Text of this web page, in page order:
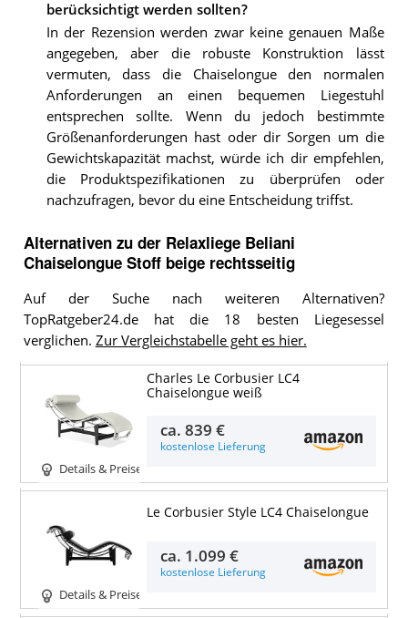
berücksichtigt werden sollten?
In der Rezension werden zwar keine genauen Maße
angegeben, aber die robuste Konstruktion lässt
vermuten, dass die Chaiselongue den normalen
Anforderungen an einen bequemen Liegestuhl
entsprechen sollte. Wenn du jedoch bestimmte
Größenanforderungen hast oder dir Sorgen um die
Gewichtskapazität machst, würde ich dir empfehlen,
die Produktspezifikationen zu überprüfen oder
nachzufragen, bevor du eine Entscheidung triffst.
Alternativen zu der Relaxliege Beliani
Chaiselongue Stoff beige rechtsseitig
Auf der Suche nach weiteren Alternativen?
TopRatgeber24.de hat die 18 besten Liegesessel
verglichen. Zur Vergleichstabelle geht es hier.
Details & Preise
Charles Le Corbusier LC4
Chaiselongue weiß
ca.839 €
kostenlose Lieferung
Details & Preise
Le Corbusier Style LC4 Chaiselongue
ca. 1.099 €
kostenlose Lieferung